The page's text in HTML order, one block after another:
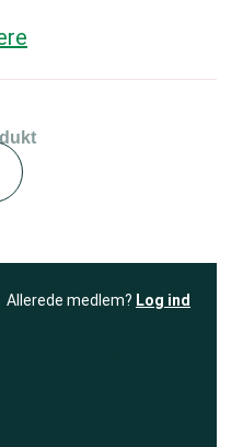
Allerede medlem? Log ind